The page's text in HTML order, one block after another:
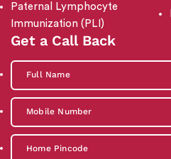
Paternal Lymphocyte
Immunization (PLI)
Get a Call Back